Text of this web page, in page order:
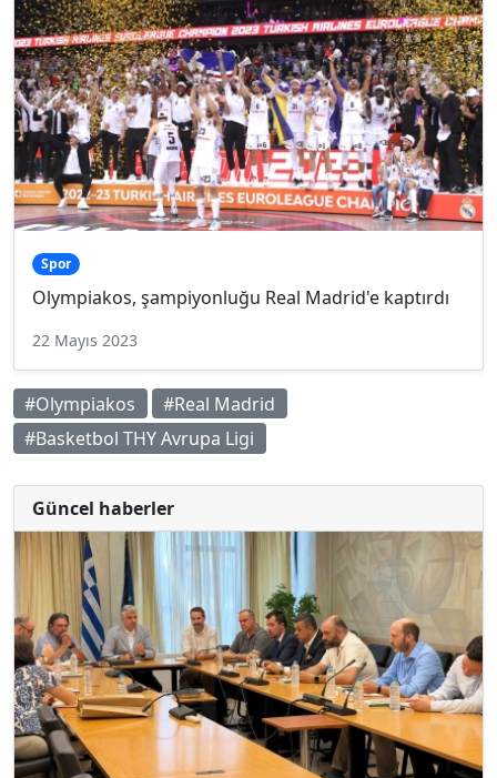
Spor
Olympiakos, şampiyonluğu Real Madrid'e kaptırdı
22 Mayıs 2023
#Olympiakos
#Real Madrid
#Basketbol THY Avrupa Ligi
Güncel haberler